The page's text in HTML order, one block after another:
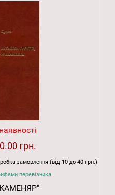
грн.
замовлення (від 10 до 40 грн.)
перевізника